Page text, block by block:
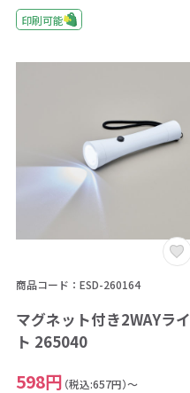
印刷可能
商品コード：ESD-260164
マグネット付き2WAYライ
ト 265040
598円 （税込:657円）～